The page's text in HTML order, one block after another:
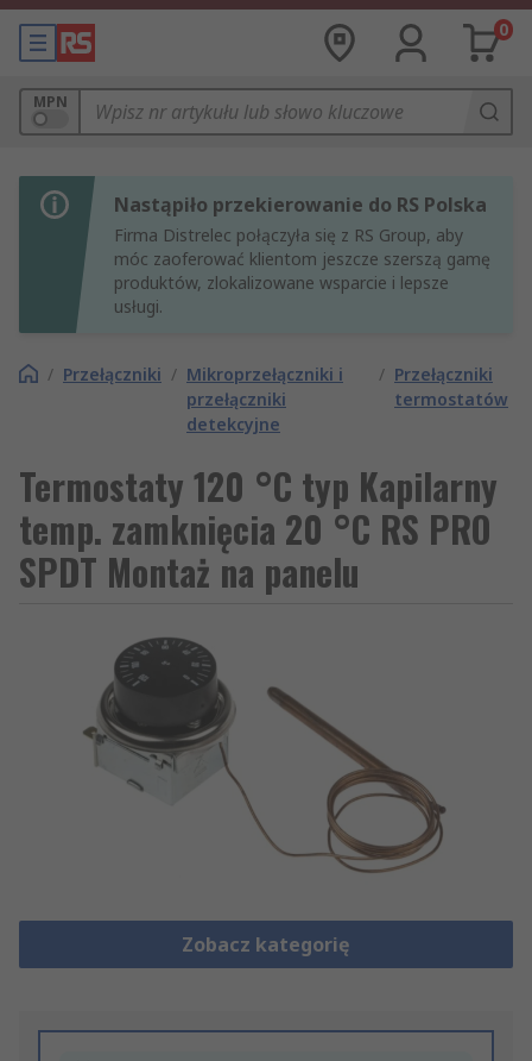
0
MPN
Nastąpiło przekierowanie do RS Polska
Firma Distrelec połączyła się z RS Group, aby
móc zaoferować klientom jeszcze szerszą gamę
produktów, zlokalizowane wsparcie i lepsze
usługi.
/ Przełączniki / Mikroprzełączniki i
przełączniki
detekcyjne
/ Przełączniki
termostatów
Termostaty 120 °C typ Kapilarny
temp. zamknięcia 20 °C RS PRO
SPDT Montaż na panelu
Zobacz kategorię